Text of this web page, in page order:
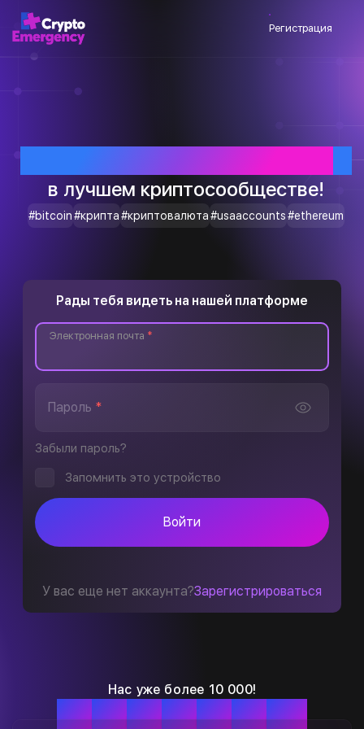
Регистрация
в лучшем криптосообществе!
#bitcoin#крипта#криптовалюта#usaaccounts#ethereum
Нас уже более 10 000!
Рады тебя видеть на нашей платформе
Электронная почта *
Пароль *
Забыли пароль?
Запомнить это устройство
Войти
У вас еще нет аккаунта?Зарегистрироваться